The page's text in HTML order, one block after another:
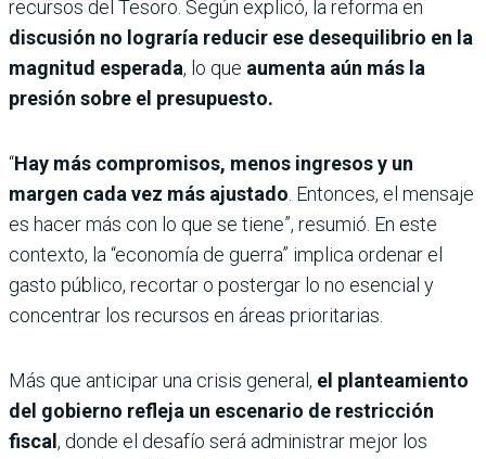
recursos del Tesoro. Según explicó, la reforma en
discusión no lograría reducir ese desequilibrio en la
magnitud esperada, lo que aumenta aún más la
presión sobre el presupuesto.
“Hay más compromisos, menos ingresos y un
margen cada vez más ajustado . Entonces, el mensaje
es hacer más con lo que se tiene”, resumió. En este
contexto, la “economía de guerra” implica ordenar el
gasto público, recortar o postergar lo no esencial y
concentrar los recursos en áreas prioritarias.
Más que anticipar una crisis general, el planteamiento
del gobierno refleja un escenario de restricción
fiscal , donde el desafío será administrar mejor los